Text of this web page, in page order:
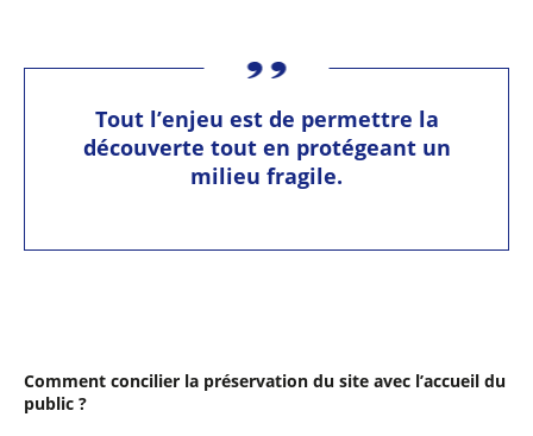
Tout l’enjeu est de permettre la
découverte tout en protégeant un
milieu fragile.
Comment concilier la préservation du site avec l’accueil du
public ?